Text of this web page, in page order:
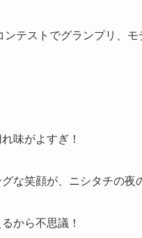
テストでグランプリ、
味がよすぎ！
な笑顔が、ニシタチの夜
から不思議！